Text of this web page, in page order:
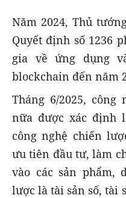
Năm 2024, Thủ
Quyết định số 1236
gia về ứng dụng
blockchain đến năm
Tháng 6/2025,
nữa được xác định
công nghệ chiến
ưu tiên đầu tư, làm
vào các sản phẩm,
lược là tài sản số, tài